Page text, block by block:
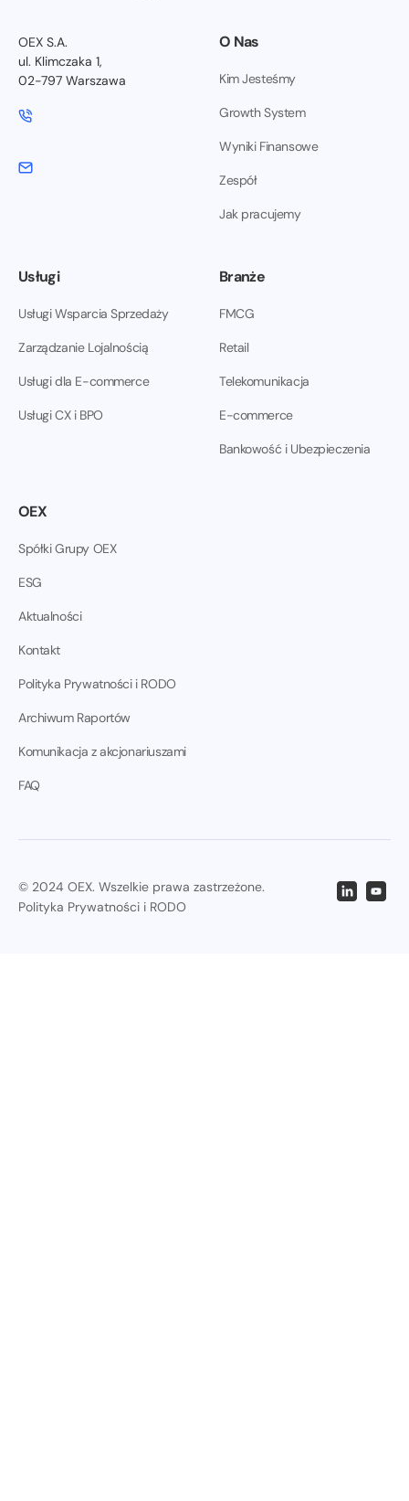
OEX S.A.
ul. Klimczaka 1,
02-797 Warszawa
O Nas
Kim Jesteśmy
Growth System
Wyniki Finansowe
Zespół
Jak pracujemy
Usługi
Usługi Wsparcia Sprzedaży
Zarządzanie Lojalnością
Usługi dla E-commerce
Usługi CX i BPO
Branże
FMCG
Retail
Telekomunikacja
E-commerce
Bankowość i Ubezpieczenia
OEX
Spółki Grupy OEX
ESG
Aktualności
Kontakt
Polityka Prywatności i RODO
Archiwum Raportów
Komunikacja z akcjonariuszami
FAQ
© 2024 OEX. Wszelkie prawa zastrzeżone.
Polityka Prywatności i RODO